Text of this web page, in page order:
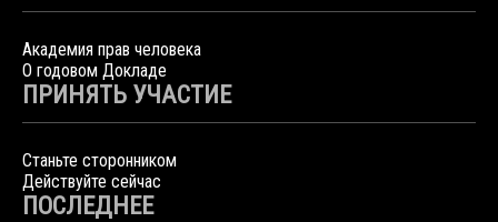
Академия прав человека
О годовом Докладе
ПРИНЯТЬ УЧАСТИЕ
Станьте сторонником
Действуйте сейчас
ПОСЛЕДНЕЕ